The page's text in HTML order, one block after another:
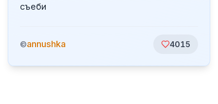
съеби
©annushka 4015